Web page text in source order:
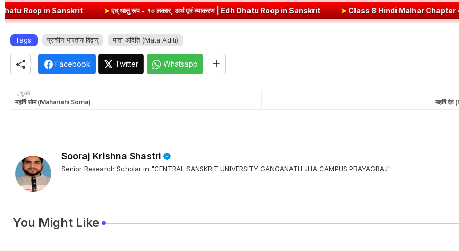
Sanskrit ➤एध् धातु रूप - १० लकार, अर्थ एवं व्याकरण | Edh Dhatu Roop in Sanskrit ➤Class 8 Hindi Malhar Chapter 4 Haridwar | हरिद्वार
Tags: प्राचीन भारतीय विद्वान् माता अदिति (Mata Aditi)
Facebook Twitter Whatsapp
महर्षि
पुराने
महर्षि सोम (Maharishi Soma)
Sooraj Krishna Shastri
Senior Research Scholar in "CENTRAL SANSKRIT UNIVERSITY GANGANATH JHA CAMPUS PRAYAGRAJ"
You Might Like